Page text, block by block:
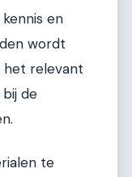
en
wordt
het relevant
de
te